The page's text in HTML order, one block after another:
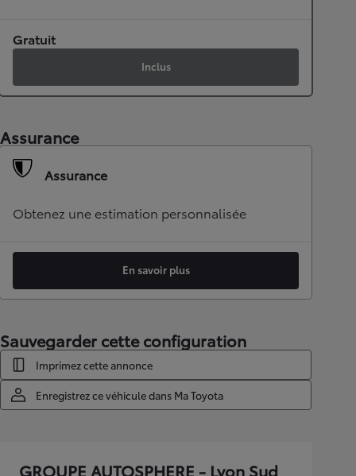
Gratuit
Inclus
Assurance
Assurance
Obtenez une estimation personnalisée
En savoir plus
Sauvegarder cette configuration
Imprimez cette annonce
Enregistrez ce véhicule dans Ma Toyota
GROUPE AUTOSPHERE - Lyon Sud